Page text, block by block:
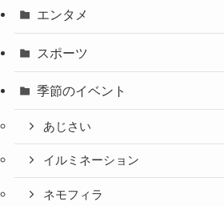
エンタメ
スポーツ
季節のイベント
あじさい
イルミネーション
ネモフィラ